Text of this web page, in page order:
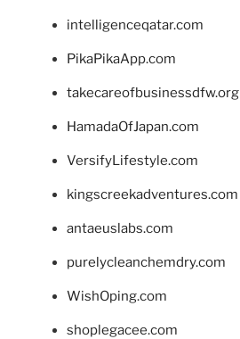
intelligenceqatar.com
PikaPikaApp.com
takecareofbusinessdfw.org
HamadaOfJapan.com
VersifyLifestyle.com
kingscreekadventures.com
antaeuslabs.com
purelycleanchemdry.com
WishOping.com
shoplegacee.com